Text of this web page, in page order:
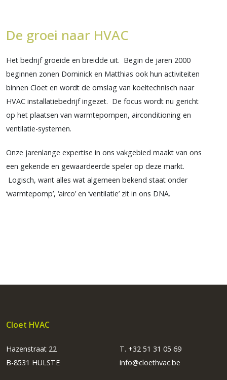
De groei naar HVAC
Het bedrijf groeide en breidde uit. Begin de jaren 2000
beginnen zonen Dominick en Matthias ook hun activiteiten
binnen Cloet en wordt de omslag van koeltechnisch naar
HVAC installatiebedrijf ingezet. De focus wordt nu gericht
op het plaatsen van warmtepompen, airconditioning en
ventilatie-systemen.
Onze jarenlange expertise in ons vakgebied maakt van ons
een gekende en gewaardeerde speler op deze markt.
Logisch, want alles wat algemeen bekend staat onder
‘warmtepomp’, ‘airco’ en ‘ventilatie’ zit in ons DNA.
Cloet HVAC
Hazenstraat 22
B-8531 HULSTE
T. +32 51 31 05 69
info@cloethvac.be